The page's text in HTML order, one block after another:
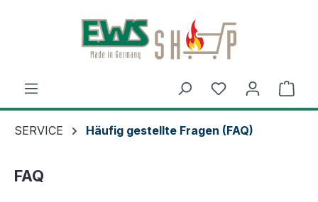
Zum Hauptinhalt springen
SERVICE Häufig gestellte Fragen (FAQ)
FAQ